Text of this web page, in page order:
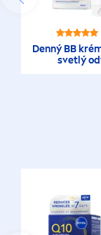
Rose
Denný BB
svetlý